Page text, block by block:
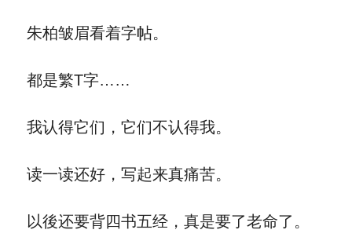
朱柏皱眉看着字帖。
都是繁T字……
我认得它们，它们不认得我。
读一读还好，写起来真痛苦。
以後还要背四书五经，真是要了老命了。